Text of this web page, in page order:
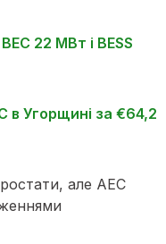
22 МВт і BESS
в Угорщині за €64,2
але АЕС